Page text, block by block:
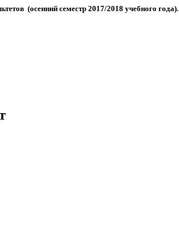
(осенний семестр 2017/2018 учебного года).